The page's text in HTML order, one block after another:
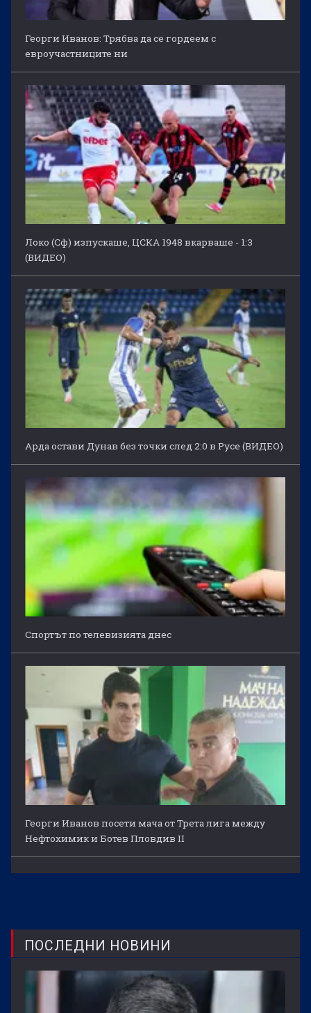
Георги Иванов: Трябва да се гордеем с
евроучастниците ни
Локо (Сф) изпускаше, ЦСКА 1948 вкарваше - 1:3
(ВИДЕО)
Арда остави Дунав без точки след 2:0 в Русе (ВИДЕО)
Спортът по телевизията днес
Георги Иванов посети мача от Трета лига между
Нефтохимик и Ботев Пловдив II
ПОСЛЕДНИ НОВИНИ